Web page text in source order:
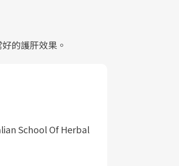
的護肝效果。
School Of Herbal